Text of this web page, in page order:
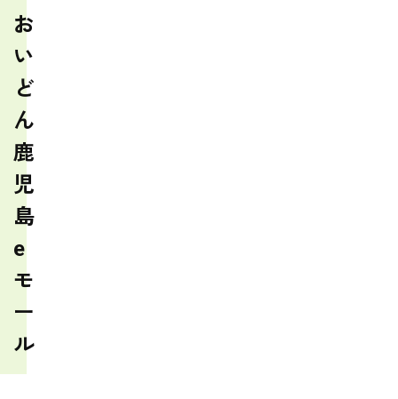
お
い
ど
ん
鹿
児
島
e
モ
ー
ル